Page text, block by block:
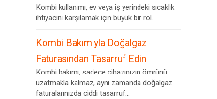
Kombi kullanımı, ev veya iş yerindeki sıcaklık
ihtiyacını karşılamak için büyük bir rol...
Kombi Bakımıyla Doğalgaz
Faturasından Tasarruf Edin
Kombi bakımı, sadece cihazınızın ömrünü
uzatmakla kalmaz, aynı zamanda doğalgaz
faturalarınızda ciddi tasarruf...